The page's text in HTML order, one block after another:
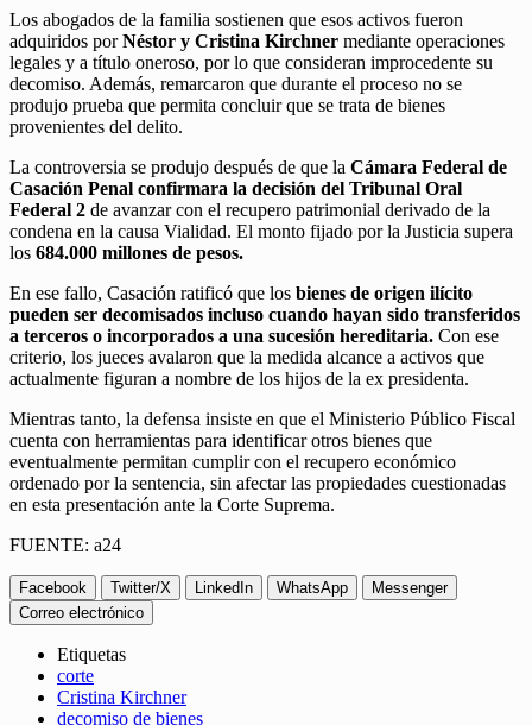
Los abogados de la familia sostienen que esos activos fueron
adquiridos porNéstor y Cristina Kirchner mediante operaciones
legales y a título oneroso, por lo que consideran improcedente su
decomiso. Además, remarcaron que durante el proceso no se
produjo prueba que permita concluir que se trata de bienes
provenientes del delito.
La controversia se produjo después de que la Cámara Federal de
Casación Penal confirmara la decisión del Tribunal Oral
Federal 2 de avanzar con el recupero patrimonial derivado de la
condena en la causa Vialidad. El monto fijado por la Justicia supera
los 684.000 millones de pesos.
En ese fallo, Casación ratificó que los bienes de origen ilícito
pueden ser decomisados incluso cuando hayan sido transferidos
a terceros o incorporados a una sucesión hereditaria. Con ese
criterio, los jueces avalaron que la medida alcance a activos que
actualmente figuran a nombre de los hijos de la ex presidenta.
Mientras tanto, la defensa insiste en que el Ministerio Público Fiscal
cuenta con herramientas para identificar otros bienes que
eventualmente permitan cumplir con el recupero económico
ordenado por la sentencia, sin afectar las propiedades cuestionadas
en esta presentación ante la Corte Suprema.
FUENTE: a24
Facebook Twitter/X LinkedIn WhatsApp
Messenger
Correo electrónico
Etiquetas
corte
Cristina Kirchner
decomiso de bienes